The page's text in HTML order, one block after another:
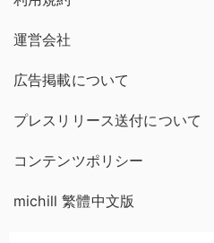
運営会社
広告掲載について
プレスリリース送付について
コンテンツポリシー
michill 繁體中文版